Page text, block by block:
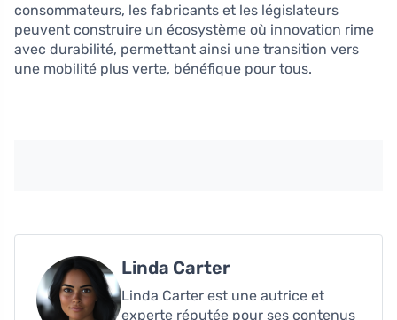
consommateurs, les fabricants et les législateurs
peuvent construire un écosystème où innovation rime
avec durabilité, permettant ainsi une transition vers
une mobilité plus verte, bénéfique pour tous.
Linda Carter
Linda Carter est une autrice et
experte réputée pour ses contenus